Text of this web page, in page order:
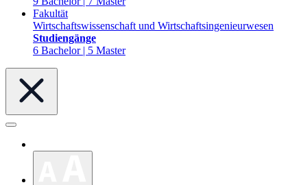
Fakultät
Wirtschaftswissenschaft und Wirtschaftsingenieurwesen
Studiengänge
6 Bachelor | 5 Master